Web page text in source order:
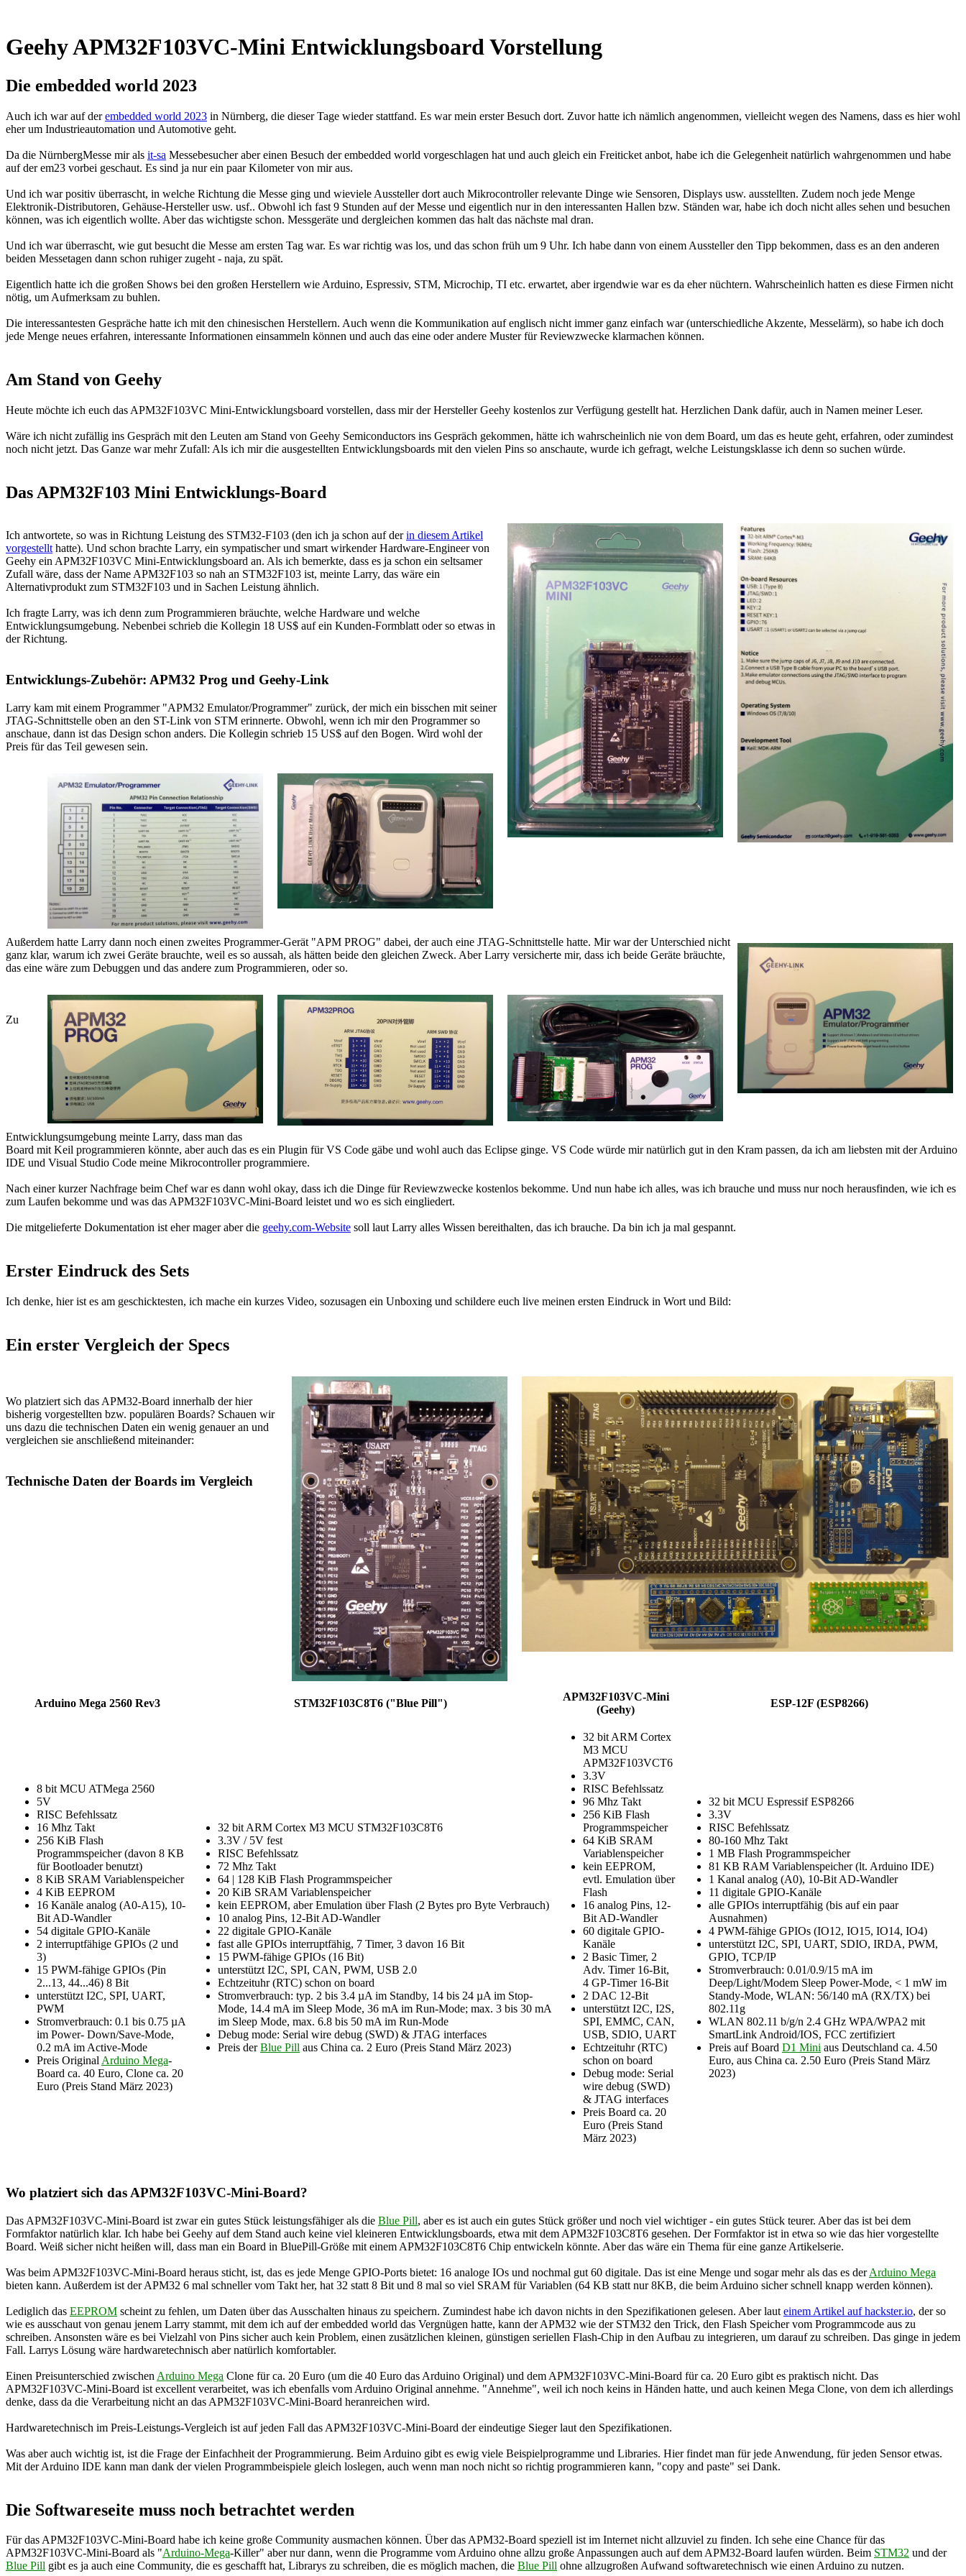
Geehy APM32F103VC-Mini Entwicklungsboard Vorstellung
Die embedded world 2023
Auch ich war auf derembedded world 2023 in Nürnberg, die dieser Tage wieder stattfand. Es war mein erster Besuch dort. Zuvor hatte ich nämlich angenommen, vielleicht wegen des Namens, dass es hier wohl
eher um Industrieautomation und Automotive geht.
Da die NürnbergMesse mir als it-sa Messebesucher aber einen Besuch der embedded world vorgeschlagen hat und auch gleich ein Freiticket anbot, habe ich die Gelegenheit natürlich wahrgenommen und habe
auf der em23 vorbei geschaut. Es sind ja nur ein paar Kilometer von mir aus.
Und ich war positiv überrascht, in welche Richtung die Messe ging und wieviele Aussteller dort auch Mikrocontroller relevante Dinge wie Sensoren, Displays usw. ausstellten. Zudem noch jede Menge
Elektronik-Distributoren, Gehäuse-Hersteller usw. usf.. Obwohl ich fast 9 Stunden auf der Messe und eigentlich nur in den interessanten Hallen bzw. Ständen war, habe ich doch nicht alles sehen und besuchen
können, was ich eigentlich wollte. Aber das wichtigste schon. Messgeräte und dergleichen kommen das halt das nächste mal dran.
Und ich war überrascht, wie gut besucht die Messe am ersten Tag war. Es war richtig was los, und das schon früh um 9 Uhr. Ich habe dann von einem Aussteller den Tipp bekommen, dass es an den anderen
beiden Messetagen dann schon ruhiger zugeht - naja, zu spät.
Eigentlich hatte ich die großen Shows bei den großen Herstellern wie Arduino, Espressiv, STM, Microchip, TI etc. erwartet, aber irgendwie war es da eher nüchtern. Wahrscheinlich hatten es diese Firmen nicht
nötig, um Aufmerksam zu buhlen.
Die interessantesten Gespräche hatte ich mit den chinesischen Herstellern. Auch wenn die Kommunikation auf englisch nicht immer ganz einfach war (unterschiedliche Akzente, Messelärm), so habe ich doch
jede Menge neues erfahren, interessante Informationen einsammeln können und auch das eine oder andere Muster für Reviewzwecke klarmachen können.
Am Stand von Geehy
Heute möchte ich euch das APM32F103VC Mini-Entwicklungsboard vorstellen, dass mir der Hersteller Geehy kostenlos zur Verfügung gestellt hat. Herzlichen Dank dafür, auch in Namen meiner Leser.
Wäre ich nicht zufällig ins Gespräch mit den Leuten am Stand von Geehy Semiconductors ins Gespräch gekommen, hätte ich wahrscheinlich nie von dem Board, um das es heute geht, erfahren, oder zumindest
noch nicht jetzt. Das Ganze war mehr Zufall: Als ich mir die ausgestellten Entwicklungsboards mit den vielen Pins so anschaute, wurde ich gefragt, welche Leistungsklasse ich denn so suchen würde.
Das APM32F103 Mini Entwicklungs-Board
Ich antwortete, so was in Richtung Leistung des STM32-F103 (den ich ja schon auf derin diesem Artikel
vorgestellthatte). Und schon brachte Larry, ein sympatischer und smart wirkender Hardware-Engineer von
Geehy ein APM32F103VC Mini-Entwicklungsboard an. Als ich bemerkte, dass es ja schon ein seltsamer
Zufall wäre, dass der Name APM32F103 so nah an STM32F103 ist, meinte Larry, das wäre ein
Alternativprodukt zum STM32F103 und in Sachen Leistung ähnlich.
Ich fragte Larry, was ich denn zum Programmieren bräuchte, welche Hardware und welche
Entwicklungsumgebung. Nebenbei schrieb die Kollegin 18 US$ auf ein Kunden-Formblatt oder so etwas in
der Richtung.
Entwicklungs-Zubehör: APM32 Prog und Geehy-Link
Larry kam mit einem Programmer "APM32 Emulator/Programmer" zurück, der mich ein bisschen mit seiner
JTAG-Schnittstelle oben an den ST-Link von STM erinnerte. Obwohl, wenn ich mir den Programmer so
anschaue, dann ist das Design schon anders. Die Kollegin schrieb 15 US$ auf den Bogen. Wird wohl der
Preis für das Teil gewesen sein.
Außerdem hatte Larry dann noch einen zweites Programmer-Gerät "APM PROG" dabei, der auch eine JTAG-Schnittstelle hatte. Mir war der Unterschied nicht
ganz klar, warum ich zwei Geräte brauchte, weil es so aussah, als hätten beide den gleichen Zweck. Aber Larry versicherte mir, dass ich beide Geräte bräuchte,
das eine wäre zum Debuggen und das andere zum Programmieren, oder so.
Zu
Entwicklungsumgebung meinte Larry, dass man das
Board mit Keil programmieren könnte, aber auch das es ein Plugin für VS Code gäbe und wohl auch das Eclipse ginge. VS Code würde mir natürlich gut in den Kram passen, da ich am liebsten mit der Arduino
IDE und Visual Studio Code meine Mikrocontroller programmiere.
Nach einer kurzer Nachfrage beim Chef war es dann wohl okay, dass ich die Dinge für Reviewzwecke kostenlos bekomme. Und nun habe ich alles, was ich brauche und muss nur noch herausfinden, wie ich es
zum Laufen bekomme und was das APM32F103VC-Mini-Board leistet und wo es sich eingliedert.
Die mitgelieferte Dokumentation ist eher mager aber die geehy.com-Website soll laut Larry alles Wissen bereithalten, das ich brauche. Da bin ich ja mal gespannt.
Erster Eindruck des Sets
Ich denke, hier ist es am geschicktesten, ich mache ein kurzes Video, sozusagen ein Unboxing und schildere euch live meinen ersten Eindruck in Wort und Bild:
Ein erster Vergleich der Specs
Wo platziert sich das APM32-Board innerhalb der hier
bisherig vorgestellten bzw. populären Boards? Schauen wir
uns dazu die technischen Daten ein wenig genauer an und
vergleichen sie anschließend miteinander:
Technische Daten der Boards im Vergleich
Arduino Mega 2560 Rev3 STM32F103C8T6 ("Blue Pill")
APM32F103VC-Mini
(Geehy)
ESP-12F (ESP8266)
8 bit MCU ATMega 2560
5V
RISC Befehlssatz
16 Mhz Takt
256 KiB Flash
Programmspeicher (davon 8 KB
für Bootloader benutzt)
8 KiB SRAM Variablenspeicher
4 KiB EEPROM
16 Kanäle analog (A0-A15), 10-
Bit AD-Wandler
54 digitale GPIO-Kanäle
2 interruptfähige GPIOs (2 und
3)
15 PWM-fähige GPIOs (Pin
2...13, 44...46) 8 Bit
unterstützt I2C, SPI, UART,
PWM
Stromverbrauch: 0.1 bis 0.75 µA
im Power- Down/Save-Mode,
0.2 mA im Active-Mode
Preis Original Arduino Mega-
Board ca. 40 Euro, Clone ca. 20
Euro (Preis Stand März 2023)
32 bit ARM Cortex M3 MCU STM32F103C8T6
3.3V / 5V fest
RISC Befehlssatz
72 Mhz Takt
64 | 128 KiB Flash Programmspeicher
20 KiB SRAM Variablenspeicher
kein EEPROM, aber Emulation über Flash (2 Bytes pro Byte Verbrauch)
10 analog Pins, 12-Bit AD-Wandler
22 digitale GPIO-Kanäle
fast alle GPIOs interruptfähig, 7 Timer, 3 davon 16 Bit
15 PWM-fähige GPIOs (16 Bit)
unterstützt I2C, SPI, CAN, PWM, USB 2.0
Echtzeituhr (RTC) schon on board
Stromverbrauch: typ. 2 bis 3.4 µA im Standby, 14 bis 24 µA im Stop-
Mode, 14.4 mA im Sleep Mode, 36 mA im Run-Mode; max. 3 bis 30 mA
im Sleep Mode, max. 6.8 bis 50 mA im Run-Mode
Debug mode: Serial wire debug (SWD) & JTAG interfaces
Preis derBlue Pill aus China ca. 2 Euro (Preis Stand März 2023)
32 bit ARM Cortex
M3 MCU
APM32F103VCT6
3.3V
RISC Befehlssatz
96 Mhz Takt
256 KiB Flash
Programmspeicher
64 KiB SRAM
Variablenspeicher
kein EEPROM,
evtl. Emulation über
Flash
16 analog Pins, 12-
Bit AD-Wandler
60 digitale GPIO-
Kanäle
2 Basic Timer, 2
Adv. Timer 16-Bit,
4 GP-Timer 16-Bit
2 DAC 12-Bit
unterstützt I2C, I2S,
SPI, EMMC, CAN,
USB, SDIO, UART
Echtzeituhr (RTC)
schon on board
Debug mode: Serial
wire debug (SWD)
& JTAG interfaces
Preis Board ca. 20
Euro (Preis Stand
März 2023)
32 bit MCU Espressif ESP8266
3.3V
RISC Befehlssatz
80-160 Mhz Takt
1 MB Flash Programmspeicher
81 KB RAM Variablenspeicher (lt. Arduino IDE)
1 Kanal analog (A0), 10-Bit AD-Wandler
11 digitale GPIO-Kanäle
alle GPIOs interruptfähig (bis auf ein paar
Ausnahmen)
4 PWM-fähige GPIOs (IO12, IO15, IO14, IO4)
unterstützt I2C, SPI, UART, SDIO, IRDA, PWM,
GPIO, TCP/IP
Stromverbrauch: 0.01/0.9/15 mA im
Deep/Light/Modem Sleep Power-Mode, < 1 mW im
Standy-Mode, WLAN: 56/140 mA (RX/TX) bei
802.11g
WLAN 802.11 b/g/n 2.4 GHz WPA/WPA2 mit
SmartLink Android/IOS, FCC zertifiziert
Preis auf Board D1 Mini aus Deutschland ca. 4.50
Euro, aus China ca. 2.50 Euro (Preis Stand März
2023)
Wo platziert sich das APM32F103VC-Mini-Board?
Das APM32F103VC-Mini-Board ist zwar ein gutes Stück leistungsfähiger als die Blue Pill, aber es ist auch ein gutes Stück größer und noch viel wichtiger - ein gutes Stück teurer. Aber das ist bei dem
Formfaktor natürlich klar. Ich habe bei Geehy auf dem Stand auch keine viel kleineren Entwicklungsboards, etwa mit dem APM32F103C8T6 gesehen. Der Formfaktor ist in etwa so wie das hier vorgestellte
Board. Weiß sicher nicht heißen will, dass man ein Board in BluePill-Größe mit einem APM32F103C8T6 Chip entwickeln könnte. Aber das wäre ein Thema für eine ganze Artikelserie.
Was beim APM32F103VC-Mini-Board heraus sticht, ist, das es jede Menge GPIO-Ports bietet: 16 analoge IOs und nochmal gut 60 digitale. Das ist eine Menge und sogar mehr als das es derArduino Mega
bieten kann. Außerdem ist der APM32 6 mal schneller vom Takt her, hat 32 statt 8 Bit und 8 mal so viel SRAM für Variablen (64 KB statt nur 8KB, die beim Arduino sicher schnell knapp werden können).
Lediglich das EEPROM scheint zu fehlen, um Daten über das Ausschalten hinaus zu speichern. Zumindest habe ich davon nichts in den Spezifikationen gelesen. Aber laut einem Artikel auf hackster.io, der so
wie es ausschaut von genau jenem Larry stammt, mit dem ich auf der embedded world das Vergnügen hatte, kann der APM32 wie der STM32 den Trick, den Flash Speicher vom Programmcode aus zu
schreiben. Ansonsten wäre es bei Vielzahl von Pins sicher auch kein Problem, einen zusätzlichen kleinen, günstigen seriellen Flash-Chip in den Aufbau zu integrieren, um darauf zu schreiben. Das ginge in jedem
Fall. Larrys Lösung wäre hardwaretechnisch aber natürlich komfortabler.
Einen Preisunterschied zwischen Arduino Mega Clone für ca. 20 Euro (um die 40 Euro das Arduino Original) und dem APM32F103VC-Mini-Board für ca. 20 Euro gibt es praktisch nicht. Das
APM32F103VC-Mini-Board ist excellent verarbeitet, was ich ebenfalls vom Arduino Original annehme. "Annehme", weil ich noch keins in Händen hatte, und auch keinen Mega Clone, von dem ich allerdings
denke, dass da die Verarbeitung nicht an das APM32F103VC-Mini-Board heranreichen wird.
Hardwaretechnisch im Preis-Leistungs-Vergleich ist auf jeden Fall das APM32F103VC-Mini-Board der eindeutige Sieger laut den Spezifikationen.
Was aber auch wichtig ist, ist die Frage der Einfachheit der Programmierung. Beim Arduino gibt es ewig viele Beispielprogramme und Libraries. Hier findet man für jede Anwendung, für jeden Sensor etwas.
Mit der Arduino IDE kann man dank der vielen Programmbeispiele gleich loslegen, auch wenn man noch nicht so richtig programmieren kann, "copy and paste" sei Dank.
Die Softwareseite muss noch betrachtet werden
Für das APM32F103VC-Mini-Board habe ich keine große Community ausmachen können. Über das APM32-Board speziell ist im Internet nicht allzuviel zu finden. Ich sehe eine Chance für das
APM32F103VC-Mini-Board als "Arduino-Mega-Killer" aber nur dann, wenn die Programme vom Arduino ohne allzu große Anpassungen auch auf dem APM32-Board laufen würden. Beim STM32 und der
Blue Pill gibt es ja auch eine Community, die es geschafft hat, Librarys zu schreiben, die es möglich machen, die Blue Pill ohne allzugroßen Aufwand softwaretechnisch wie einen Arduino zu nutzen.